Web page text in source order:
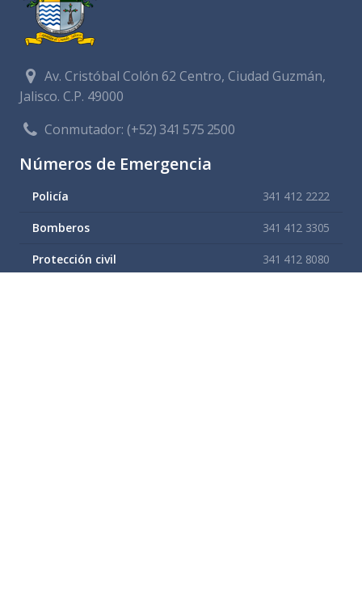
Av. Cristóbal Colón 62 Centro, Ciudad Guzmán,
Jalisco. C.P. 49000
Conmutador:(+52) 341 575 2500
Números de Emergencia
Policía 341 412 2222
Bomberos 341 412 3305
Protección civil
341 412 8080
341 412 3305